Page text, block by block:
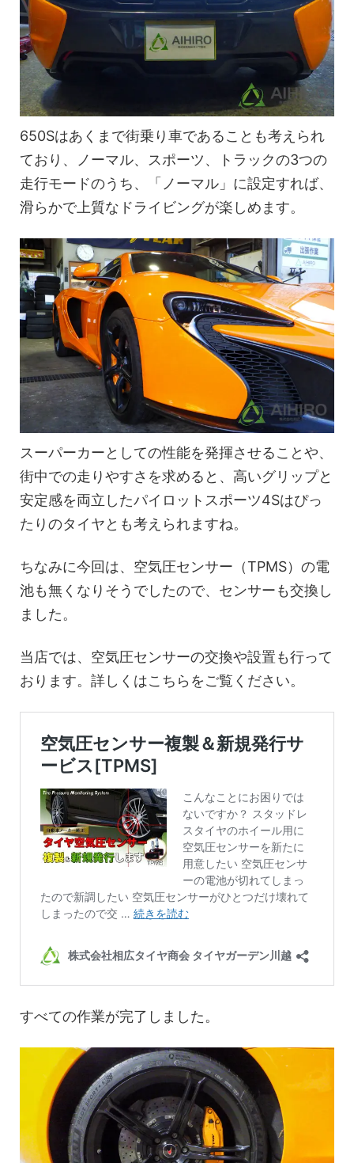
650Sはあくまで街乗り車であることも考えられ
ており、ノーマル、スポーツ、トラックの3つの
走行モードのうち、「ノーマル」に設定すれば、
滑らかで上質なドライビングが楽しめます。
スーパーカーとしての性能を発揮させることや、
街中での走りやすさを求めると、高いグリップと
安定感を両立したパイロットスポーツ4Sはぴっ
たりのタイヤとも考えられますね。
ちなみに今回は、空気圧センサー（TPMS）の電
池も無くなりそうでしたので、センサーも交換し
ました。
当店では、空気圧センサーの交換や設置も行って
おります。詳しくはこちらをご覧ください。
すべての作業が完了しました。